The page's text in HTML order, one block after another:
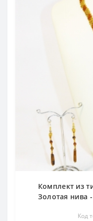
Комплект из
Золотая нива
Код